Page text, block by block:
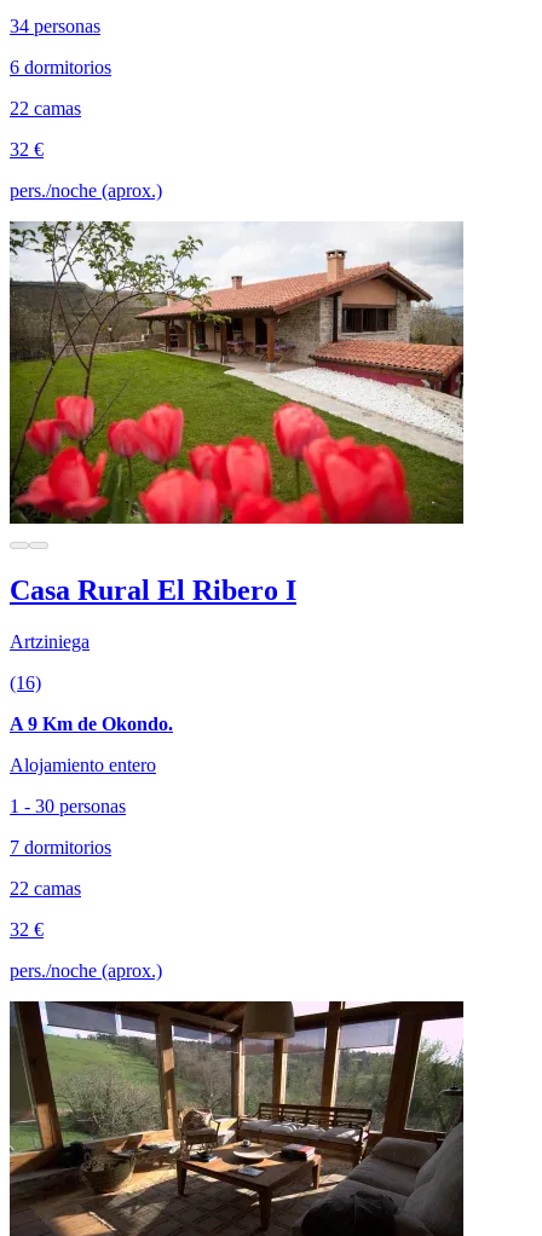
34 personas
6 dormitorios
22 camas
32 €
pers./noche (aprox.)
Casa Rural El Ribero I
Artziniega
(16)
A 9 Km de Okondo.
Alojamiento entero
1 - 30 personas
7 dormitorios
22 camas
32 €
pers./noche (aprox.)